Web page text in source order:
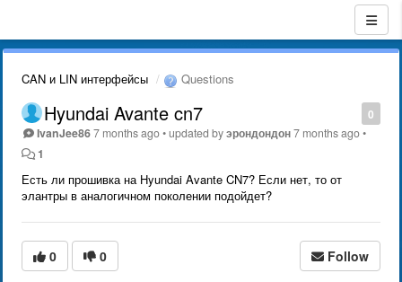
CAN и LIN интерфейсы Questions
0
Hyundai Avante cn7
IvanJee867 months ago•updated byэрондондон7 months ago•
1
Есть ли прошивка на Hyundai Avante CN7? Если нет, то от
элантры в аналогичном поколении подойдет?
0 0 Follow